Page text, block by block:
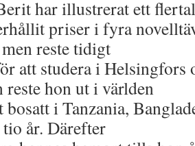
har illustrerat ett flertal
priser i fyra
reste tidigt
att studera i Helsingfors
hon ut i världen
i Tanzania,
år. Därefter